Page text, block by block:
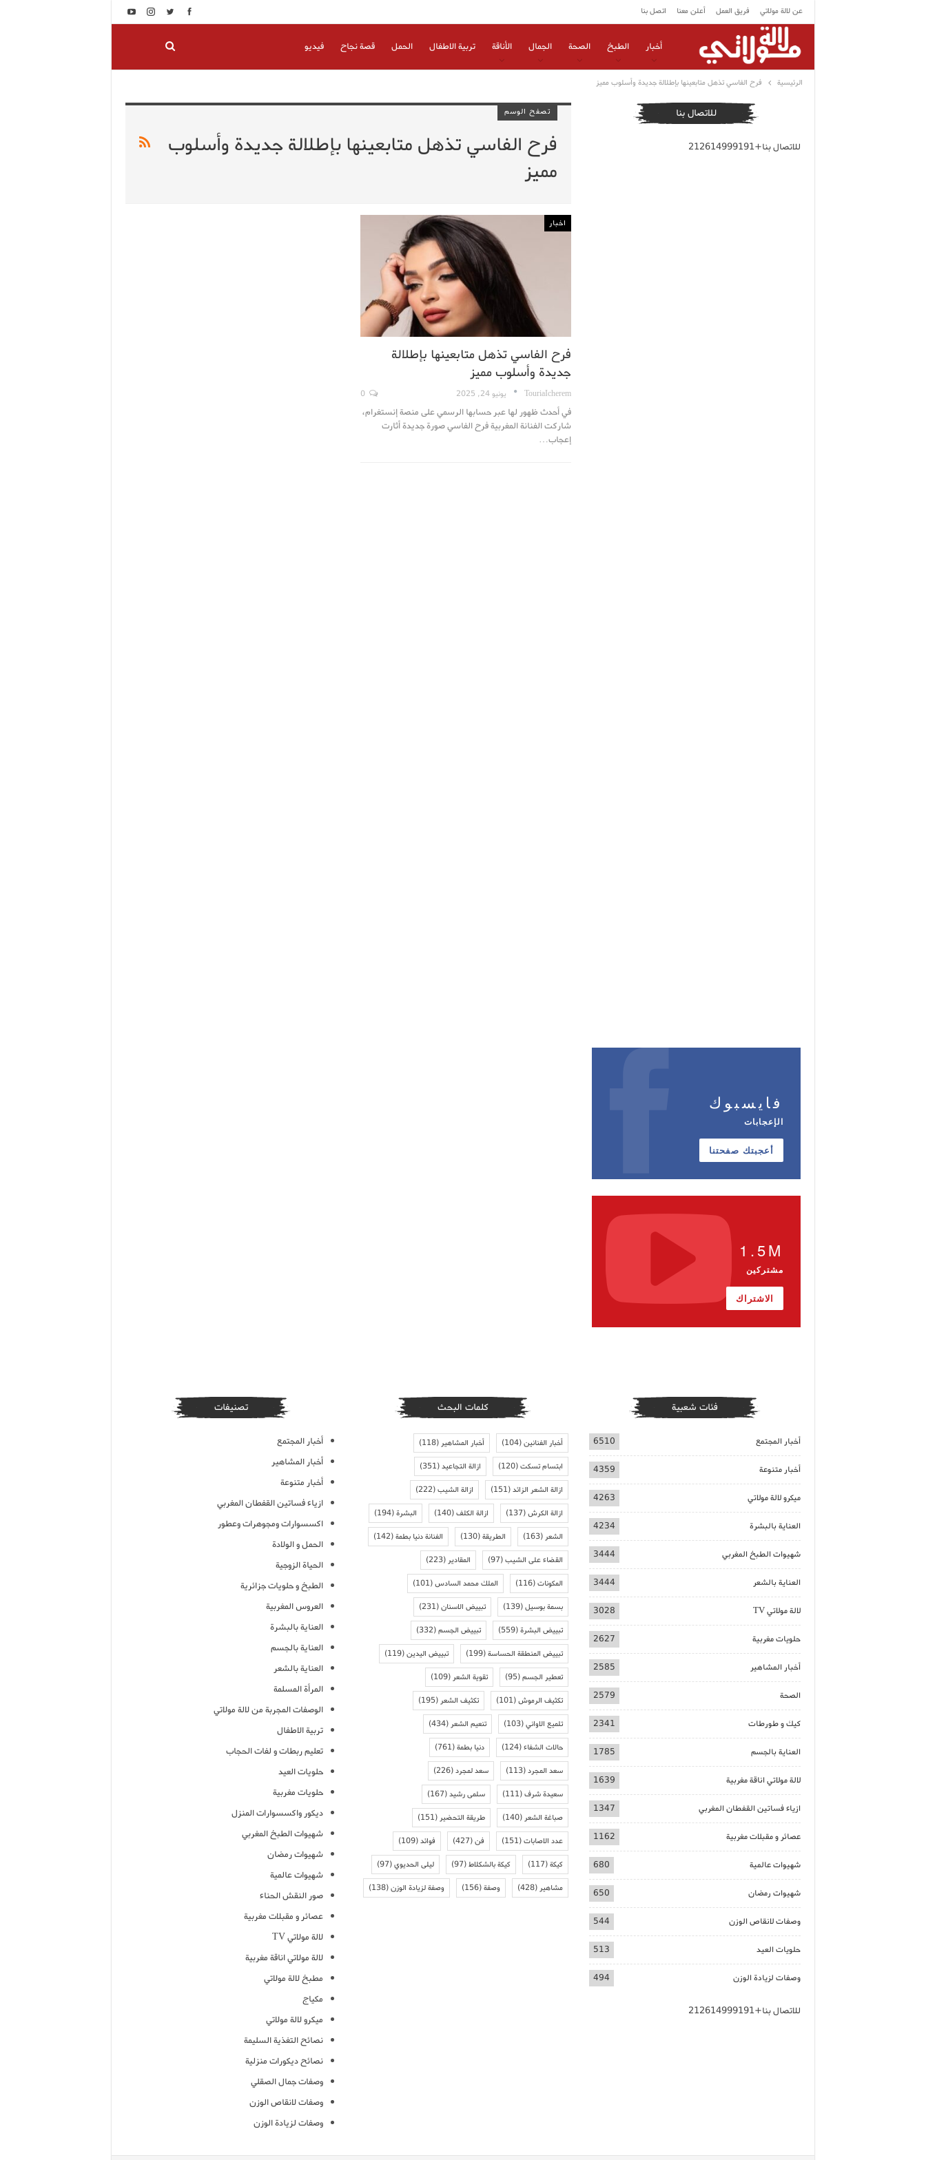
عن لالة مولاتي فريق العمل أعلن معنا اتصل بنا
أخبار الطبخ الصحة الجمال الأناقة تربية الاطفال الحمل قصة نجاح فيديو
الرئيسية فرح الفاسي تذهل متابعينها بإطلالة جديدة وأسلوب مميز
تصفح الوسم
فرح الفاسي تذهل متابعينها بإطلالة جديدة وأسلوب
مميز
اخبار
فرح الفاسي تذهل متابعينها بإطلالة
جديدة وأسلوب مميز
TouriaIcherem يونيو 24, 2025
في أحدث ظهور لها عبر حسابها الرسمي على منصة إنستغرام،
شاركت الفنانة المغربية فرح الفاسي صورة جديدة أثارت
إعجاب…
للاتصال بنا
للاتصال بنا+212614999191
فايسبوك
الإعجابات
أعجبتك صفحتنا
1.5M
مشتركين
الاشتراك
فئات شعبية
أخبار المجتمع 6510
أخبار متنوعة 4359
ميكرو لالة مولاتي 4263
العناية بالبشرة 4234
شهيوات الطبخ المغربي 3444
العناية بالشعر 3444
لالة مولاتي TV 3028
حلويات مغربية 2627
أخبار المشاهير 2585
الصحة 2579
كيك و طورطات 2341
العناية بالجسم 1785
لالة مولاتي اناقة مغربية 1639
ازياء فساتين القفطان المغربي 1347
عصائر و مقبلات مغربية 1162
شهيوات عالمية 680
شهيوات رمضان 650
وصفات لانقاص الوزن 544
حلويات العيد 513
وصفات لزيادة الوزن 494
للاتصال بنا+212614999191
كلمات البحث
أخبار الفنانين(104) أخبار المشاهير(118)
ابتسام تسكت(120) ازالة التجاعيد(351)
ازالة الشعر الزائد(151) ازالة الشيب(222)
ازالة الكرش(137) ازالة الكلف(140) البشرة(194)
الشعر(163) الطريقة(130) الفنانة دنيا بطمة(142)
القضاء على الشيب(97) المقادير(223)
المكونات(116) الملك محمد السادس(101)
بسمة بوسيل(139) تبييض الاسنان(231)
تبييض البشرة(559) تبييض الجسم(332)
تبييض المنطقة الحساسة(199) تبييض اليدين(119)
تعطير الجسم(95) تقوية الشعر(109)
تكثيف الرموش(101) تكثيف الشعر(195)
تلميع الاواني(103) تنعيم الشعر(434)
حالات الشفاء(124) دنيا بطمة(761)
سعد المجرد(113) سعد لمجرد(226)
سعيدة شرف(111) سلمى رشيد(167)
صباغة الشعر(140) طريقة التحضير(151)
عدد الاصابات(151) فن(427) فوائد(109)
كيكة(117) كيكة بالشكلاط(97) ليلى الحديوي(97)
مشاهير(428) وصفة(156) وصفة لزيادة الوزن(138)
تصنيفات
أخبار المجتمع
أخبار المشاهير
أخبار متنوعة
ازياء فساتين القفطان المغربي
اكسسوارات ومجوهرات وعطور
الحمل و الولادة
الحياة الزوجية
الطبخ و حلويات جزائرية
العروس المغربية
العناية بالبشرة
العناية بالجسم
العناية بالشعر
المرأة المسلمة
الوصفات المجربة من لالة مولاتي
تربية الاطفال
تعليم ربطات و لفات الحجاب
حلويات العيد
حلويات مغربية
ديكور واكسسوارات المنزل
شهيوات الطبخ المغربي
شهيوات رمضان
شهيوات عالمية
صور النقش الحناء
عصائر و مقبلات مغربية
لالة مولاتي TV
لالة مولاتي اناقة مغربية
مطبخ لالة مولاتي
مكياج
ميكرو لالة مولاتي
نصائح التغذية السليمة
نصائح ديكورات منزلية
وصفات جمال الصقلي
وصفات لانقاص الوزن
وصفات لزيادة الوزن